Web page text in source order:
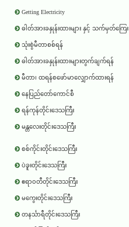
Getting Electricity
ဓါတ်အားခနှုန်းထားများ နှင့် သက်မှတ်ကြေး
သုံးစွဲမီတာစစ်ရန်
ဓါတ်အားခနှုန်းထားများတွက်ချက်ရန်
မီတာ၊ ထရန်စဖော်မာလျှောက်ထားရန်
နေပြည်တော်ကောင်စီ
ရန်ကုန်တိုင်းဒေသကြီး
မန္တလေးတိုင်းဒေသကြီး
စစ်ကိုင်းတိုင်းဒေသကြီး
ပဲခူးတိုင်းဒေသကြီး
ဧရာ၀တီတိုင်းဒေသကြီး
မကွေးတိုင်းဒေသကြီး
တနင်္သာရီတိုင်းဒေသကြီး